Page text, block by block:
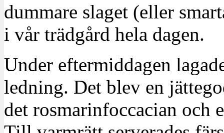
dummare slaget (eller
i vår trädgård hela dagen.
Under eftermiddagen
ledning. Det blev en
det rosmarinfoccacian och